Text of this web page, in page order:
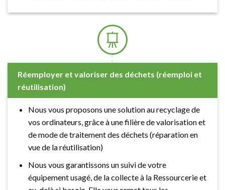
Réemployer et valoriser des déchets (réemploi et
réutilisation)
Nous vous proposons une solution au recyclage de
vos ordinateurs, grâce à une filière de valorisation et
de mode de traitement des déchets (réparation en
vue de la réutilisation)
Nous vous garantissons un suivi de votre
équipement usagé, de la collecte à la Ressourcerie et